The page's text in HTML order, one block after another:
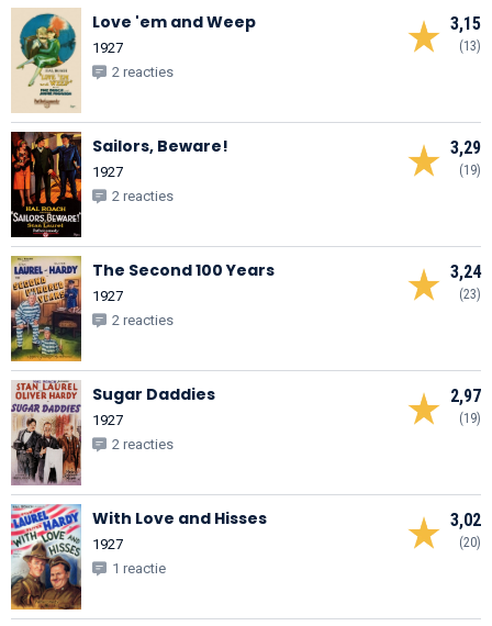
3,15
(13)
Love 'em and Weep
1927
2 reacties
3,29
(19)
Sailors, Beware!
1927
2 reacties
3,24
(23)
The Second 100 Years
1927
2 reacties
2,97
(19)
Sugar Daddies
1927
2 reacties
3,02
(20)
With Love and Hisses
1927
1 reactie